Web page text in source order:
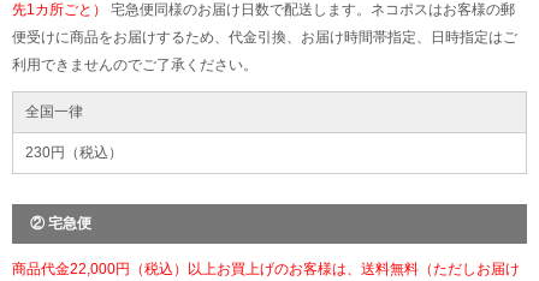
先1カ所ごと） 宅急便同様のお届け日数で配送します。ネコポスはお客様の郵
便受けに商品をお届けするため、代金引換、お届け時間帯指定、日時指定はご
利用できませんのでご了承ください。
全国一律
230円（税込）
② 宅急便
商品代金22,000円（税込）以上お買上げのお客様は、送料無料（ただしお届け